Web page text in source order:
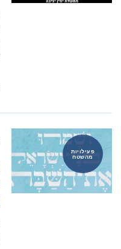
פעילויות
מהשטח